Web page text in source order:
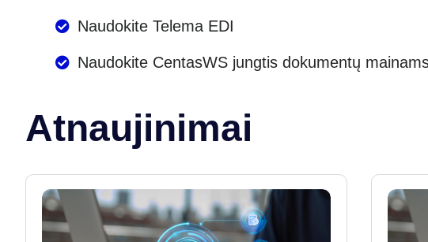
Naudokite Telema EDI
Naudokite CentasWS jungtis dokumentų
Atnaujinimai